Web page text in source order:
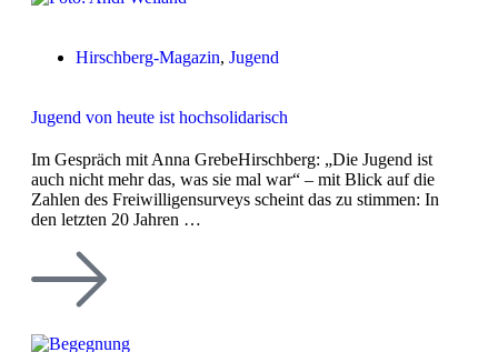
Hirschberg-Magazin, Jugend
Jugend von heute ist hochsolidarisch
Im Gespräch mit Anna GrebeHirschberg: „Die Jugend ist
auch nicht mehr das, was sie mal war“ – mit Blick auf die
Zahlen des Freiwilligensurveys scheint das zu stimmen: In
den letzten 20 Jahren …